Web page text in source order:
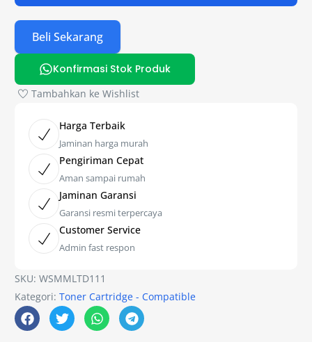
Beli Sekarang
Konfirmasi Stok Produk
Tambahkan ke Wishlist
Harga Terbaik
Jaminan harga murah
Pengiriman Cepat
Aman sampai rumah
Jaminan Garansi
Garansi resmi terpercaya
Customer Service
Admin fast respon
SKU:WSMMLTD111
Kategori:Toner Cartridge - Compatible